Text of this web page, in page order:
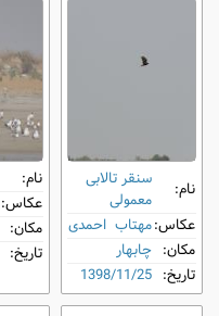
نام:
سنقر تالابی
معمولی
عکاس:مهتاب احمدی
مکان: چابهار
تاریخ: 1398/11/25
نام:
عکاس:
مکان:
تاریخ: